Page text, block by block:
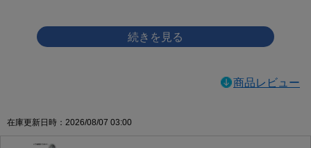
商品レビュー
在庫更新日時：2026/08/07 03:00